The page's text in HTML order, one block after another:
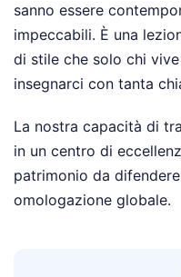
sanno essere
impeccabili. È una
di stile che solo chi
insegnarci con tanta
La nostra capacità di
in un centro di
patrimonio da
omologazione globale.